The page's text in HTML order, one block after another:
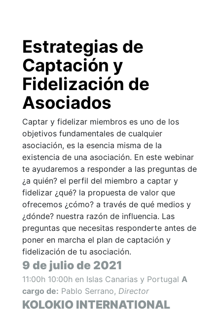
Estrategias de
Captación y
Fidelización de
Asociados
Captar y fidelizar miembros es uno de los
objetivos fundamentales de cualquier
asociación, es la esencia misma de la
existencia de una asociación. En este webinar
te ayudaremos a responder a las preguntas de
¿a quién? el perfil del miembro a captar y
fidelizar ¿qué? la propuesta de valor que
ofrecemos ¿cómo? a través de qué medios y
¿dónde? nuestra razón de influencia. Las
preguntas que necesitas responderte antes de
poner en marcha el plan de captación y
fidelización de tu asociación.
9 de julio de 2021
11:00h 10:00h en Islas Canarias y Portugal A
cargo de: Pablo Serrano, Director
KOLOKIO INTERNATIONAL